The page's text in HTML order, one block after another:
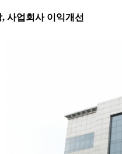
사업회사 이익개선